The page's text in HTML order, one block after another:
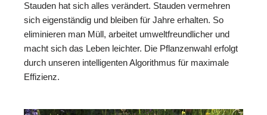
Stauden hat sich alles verändert. Stauden vermehren
sich eigenständig und bleiben für Jahre erhalten. So
eliminieren man Müll, arbeitet umweltfreundlicher und
macht sich das Leben leichter. Die Pflanzenwahl erfolgt
durch unseren intelligenten Algorithmus für maximale
Effizienz.